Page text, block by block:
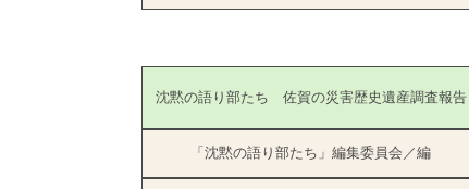
沈黙の語り部たち 佐賀の災害歴史遺産調査報告
「沈黙の語り部たち」編集委員会／編